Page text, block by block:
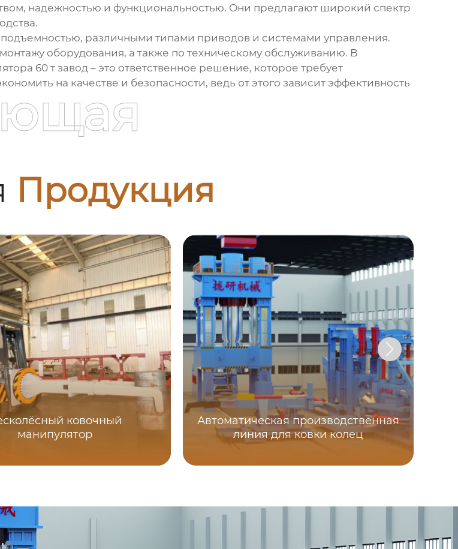
надежностью и функциональностью. Они предлагают широкий спектр
различными типами приводов и системами управления.
оборудования, а также по техническому обслуживанию. В
60 т завод– это ответственное решение, которое требует
на качестве и безопасности, ведь от этого зависит эффективность
Продукция
ковочный
манипулятор
Автоматическая производственная
линия для ковки колец